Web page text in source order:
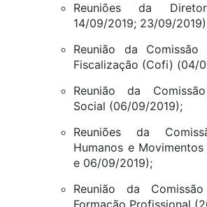
Reuniões da
14/09/2019; 23/09/
Reunião da
Fiscalização (Cofi) (04/
Reunião da
Social (06/09/2019);
Reuniões da
Humanos e
e 06/09/2019);
Reunião da
Formação Profissional